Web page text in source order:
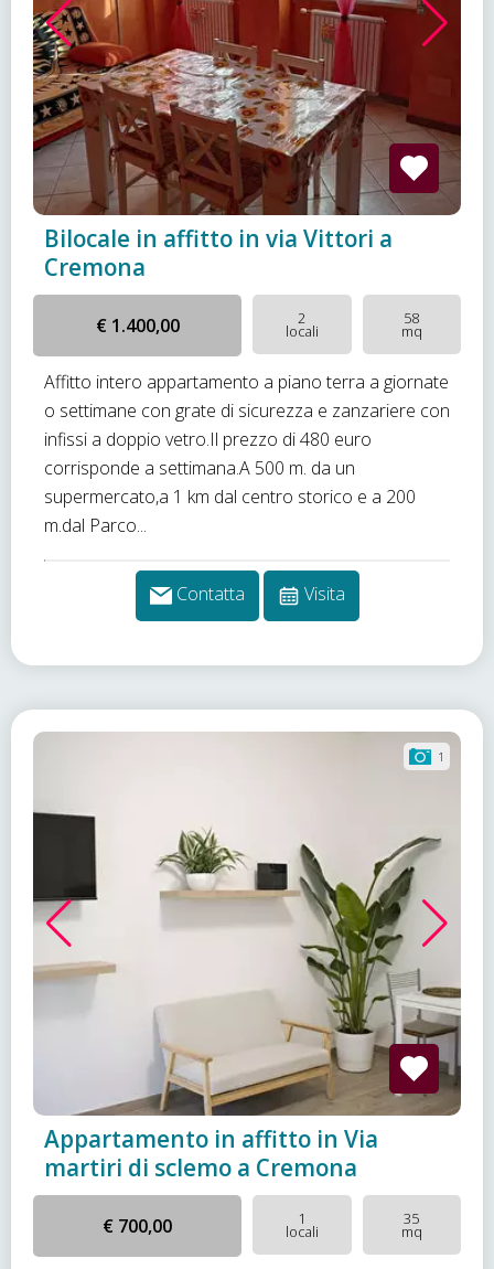
Bilocale in affitto in via Vittori a
Cremona
€ 1.400,00 2
locali
58
mq
Affitto intero appartamento a piano terra a giornate
o settimane con grate di sicurezza e zanzariere con
infissi a doppio vetro.Il prezzo di 480 euro
corrisponde a settimana.A 500 m. da un
supermercato,a 1 km dal centro storico e a 200
m.dal Parco...
Contatta Visita
1
Appartamento in affitto in Via
martiri di sclemo a Cremona
€ 700,00 1
locali
35
mq